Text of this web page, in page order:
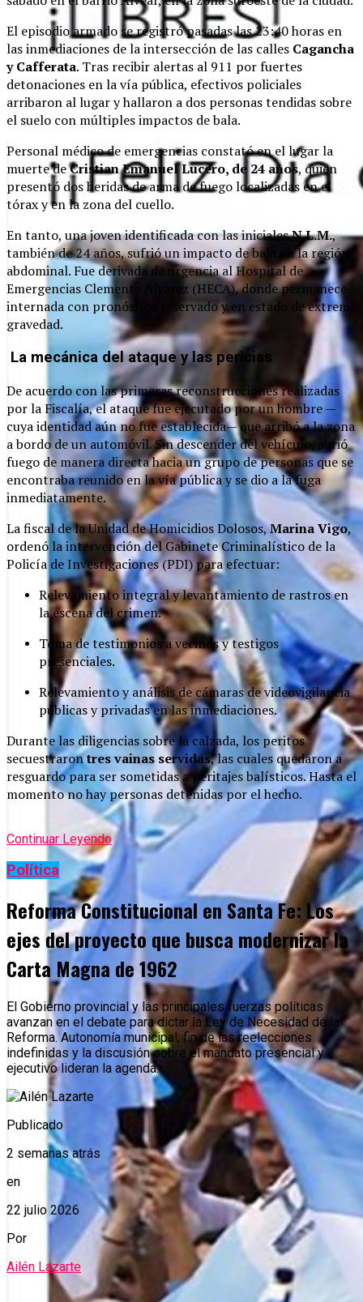
El episodio armado se registró pasadas las 23:40 horas en
las inmediaciones de la intersección de las calles Cagancha
y Cafferata. Tras recibir alertas al 911 por fuertes
detonaciones en la vía pública, efectivos policiales
arribaron al lugar y hallaron a dos personas tendidas sobre
el suelo con múltiples impactos de bala.
Personal médico de emergencias constató en el lugar la
muerte deCristian Emanuel Lucero, de 24 años, quien
presentó dos heridas de arma de fuego localizadas en el
tórax y en la zona del cuello.
En tanto, una joven identificada con las inicialesN.L.M.,
también de 24 años, sufrió un impacto de bala en la región
abdominal. Fue derivada de urgencia al Hospital de
Emergencias Clemente Álvarez (HECA), donde permanece
internada con pronóstico reservado y en estado de extrema
gravedad.
La mecánica del ataque y las pericias
De acuerdo con las primeras reconstrucciones realizadas
por la Fiscalía, el ataque fue ejecutado por un hombre —
cuya identidad aún no fue establecida— que arribó a la zona
a bordo de un automóvil. Sin descender del vehículo, abrió
fuego de manera directa hacia un grupo de personas que se
encontraba reunido en la vía pública y se dio a la fuga
inmediatamente.
La fiscal de la Unidad de Homicidios Dolosos,Marina Vigo,
ordenó la intervención del Gabinete Criminalístico de la
Policía de Investigaciones (PDI) para efectuar:
Relevamiento integral y levantamiento de rastros en
la escena del crimen.
Toma de testimonios a vecinos y testigos
presenciales.
Relevamiento y análisis de cámaras de videovigilancia
públicas y privadas en las inmediaciones.
Durante las diligencias sobre la calzada, los peritos
secuestrarontres vainas servidas, las cuales quedaron a
resguardo para ser sometidas a peritajes balísticos. Hasta el
momento no hay personas detenidas por el hecho.
Continuar Leyendo
Política
Reforma Constitucional en Santa Fe: Los
ejes del proyecto que busca modernizar la
Carta Magna de 1962
El Gobierno provincial y las principales fuerzas políticas
avanzan en el debate para dictar la Ley de Necesidad de la
Reforma. Autonomía municipal, fin de las reelecciones
indefinidas y la discusión sobre el mandato presencial y
ejecutivo lideran la agenda.
Publicado
2 semanas atrás
en
22 julio 2026
Por
Ailén Lazarte